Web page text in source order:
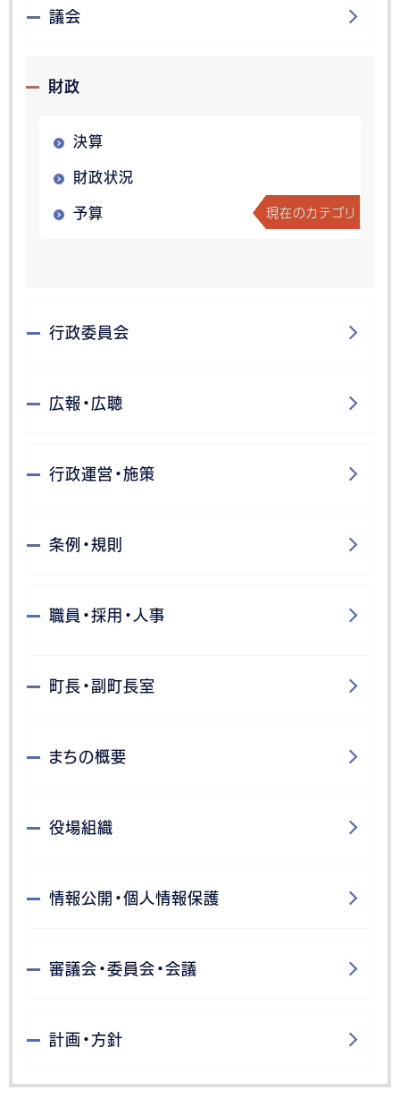
議会
財政
決算
財政状況
予算 現在のカテゴリ
行政委員会
広報・広聴
行政運営・施策
条例・規則
職員・採用・人事
町長・副町長室
まちの概要
役場組織
情報公開・個人情報保護
審議会・委員会・会議
計画・方針